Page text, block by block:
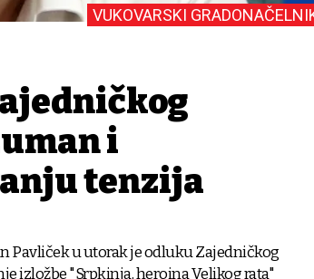
VUKOVARSKI
i
tenzija
Pavliček u utorak je odluku Zajedničkog
izložbe "Srpkinja, heroina Velikog rata"